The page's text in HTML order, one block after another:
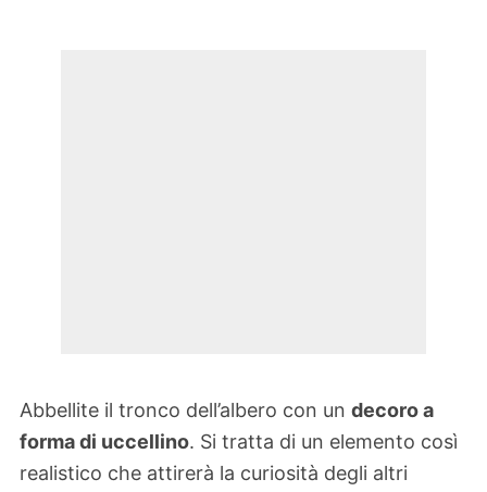
Abbellite il tronco dell’albero con un decoro a
forma di uccellino. Si tratta di un elemento così
realistico che attirerà la curiosità degli altri